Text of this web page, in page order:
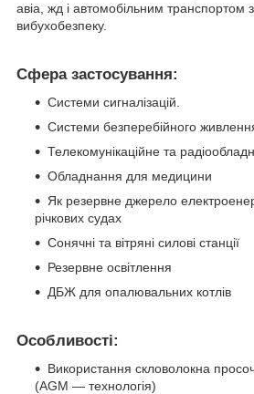
авіа, жд і автомобільним транспортом
вибухобезпеку.
Сфера застосування:
Системи сигналізацій.
Системи безперебійного
Телекомунікаційне та
Обладнання для медицини
Як резервне джерело
річкових судах
Сонячні та вітряні силові станції
Резервне освітлення
ДБЖ для опалювальних котлів
Особливості:
Використання скловолокна
(AGM — технологія)